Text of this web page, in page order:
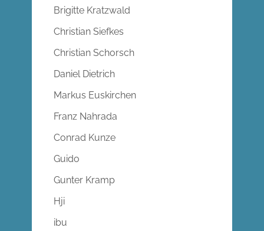
Brigitte Kratzwald
Christian Siefkes
Christian Schorsch
Daniel Dietrich
Markus Euskirchen
Franz Nahrada
Conrad Kunze
Guido
Gunter Kramp
Hji
ibu